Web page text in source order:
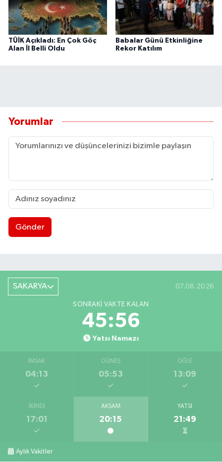
TÜİK Açıkladı: En Çok Göç
Alan İl Belli Oldu
Babalar Günü Etkinliğine
Rekor Katılım
Yorumlar
Gönder
SAKARYA 07.08.2026
SONRAKI VAKTE KALAN
45:55
Yatsı Namazı
İMSAK
04:13
GÜNEŞ
05:53
ÖĞLE
13:09
İKINDI
17:01
AKŞAM
20:15
YATSI
21:49
Aylık Vakitler